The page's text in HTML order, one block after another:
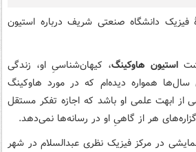
فیزیک دانشگاه صنعتی شریف درباره استیون
استیون هاوکینگ، کیهان‌شناسیِ او، زندگی
همواره دیده‌ام که در مورد هاوکینگ
از ابهت علمی او باشد که اجازه تفکر مستقل
هر از گاهیِ او در رسانه‌ها نمی‌دهد.
اولین بار در سال ۱۹۷۲/۱۳۵۲ در همایشی در مرکز فیزیک نظری عبدالسلام در شهر